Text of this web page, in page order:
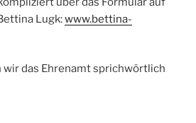
Lugk:www.bettina-
wir das Ehrenamt sprichwörtlich